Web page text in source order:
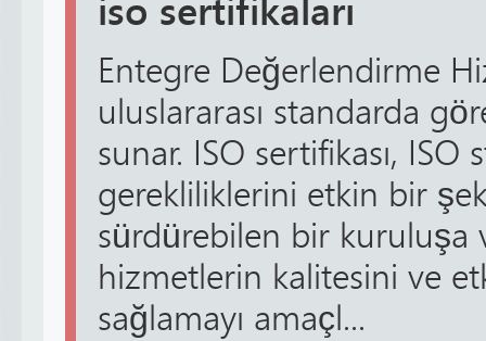
iso sertifikaları
Entegre Değerlendirme
uluslararası standarda
sunar. ISO sertifikası, ISO
gerekliliklerini etkin bir
sürdürebilen bir kuruluşa
hizmetlerin kalitesini ve
sağlamayı amaçl...